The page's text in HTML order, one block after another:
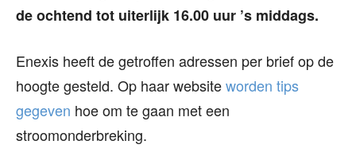
de ochtend tot uiterlijk 16.00 uur ’s middags.
Enexis heeft de getroffen adressen per brief op de
hoogte gesteld. Op haar websiteworden tips
gegeven hoe om te gaan met een
stroomonderbreking.